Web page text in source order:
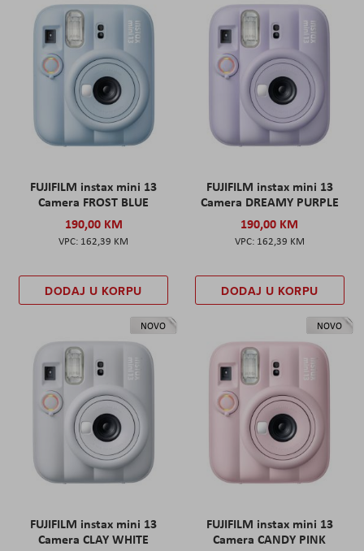
FUJIFILM instax mini 13
Camera FROST BLUE
190,00 KM
162,39 KM
DODAJ U KORPU
FUJIFILM instax mini 13
Camera DREAMY PURPLE
190,00 KM
162,39 KM
DODAJ U KORPU
NOVO
FUJIFILM instax mini 13
Camera CLAY WHITE
NOVO
FUJIFILM instax mini 13
Camera CANDY PINK